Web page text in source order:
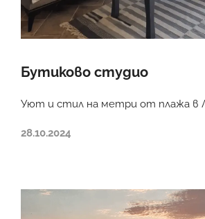
Бутиково студио
Уют и стил на метри от плажа в
28.10.2024